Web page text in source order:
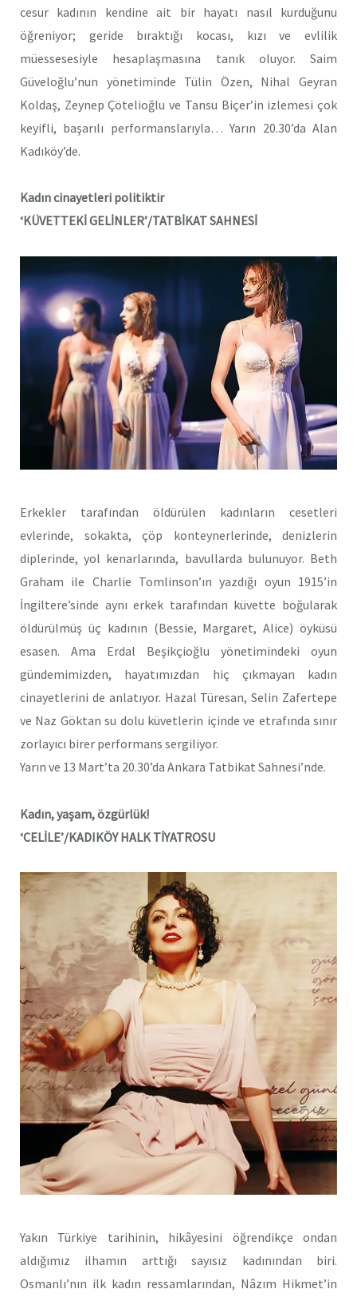
cesur kadının kendine ait bir hayatı nasıl kurduğunu
öğreniyor; geride bıraktığı kocası, kızı ve evlilik
müessesesiyle hesaplaşmasına tanık oluyor. Saim
Güveloğlu’nun yönetiminde Tülin Özen, Nihal Geyran
Koldaş, Zeynep Çötelioğlu ve Tansu Biçer’in izlemesi çok
keyifli, başarılı performanslarıyla… Yarın 20.30’da Alan
Kadıköy’de.
Kadın cinayetleri politiktir
‘KÜVETTEKİ GELİNLER’/TATBİKAT SAHNESİ
Erkekler tarafından öldürülen kadınların cesetleri
evlerinde, sokakta, çöp konteynerlerinde, denizlerin
diplerinde, yol kenarlarında, bavullarda bulunuyor. Beth
Graham ile Charlie Tomlinson’ın yazdığı oyun 1915’in
İngiltere’sinde aynı erkek tarafından küvette boğularak
öldürülmüş üç kadının (Bessie, Margaret, Alice) öyküsü
esasen. Ama Erdal Beşikçioğlu yönetimindeki oyun
gündemimizden, hayatımızdan hiç çıkmayan kadın
cinayetlerini de anlatıyor. Hazal Türesan, Selin Zafertepe
ve Naz Göktan su dolu küvetlerin içinde ve etrafında sınır
zorlayıcı birer performans sergiliyor.
Yarın ve 13 Mart’ta 20.30’da Ankara Tatbikat Sahnesi’nde.
Kadın, yaşam, özgürlük!
‘CELİLE’/KADIKÖY HALK TİYATROSU
Yakın Türkiye tarihinin, hikâyesini öğrendikçe ondan
aldığımız ilhamın arttığı sayısız kadınından biri.
Osmanlı’nın ilk kadın ressamlarından, Nâzım Hikmet’in